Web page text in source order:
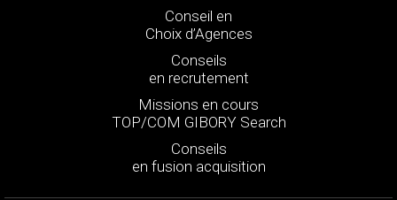
Conseil en
Choix d’Agences
Conseils
en recrutement
Missions en cours
TOP/COM GIBORY Search
Conseils
en fusion acquisition